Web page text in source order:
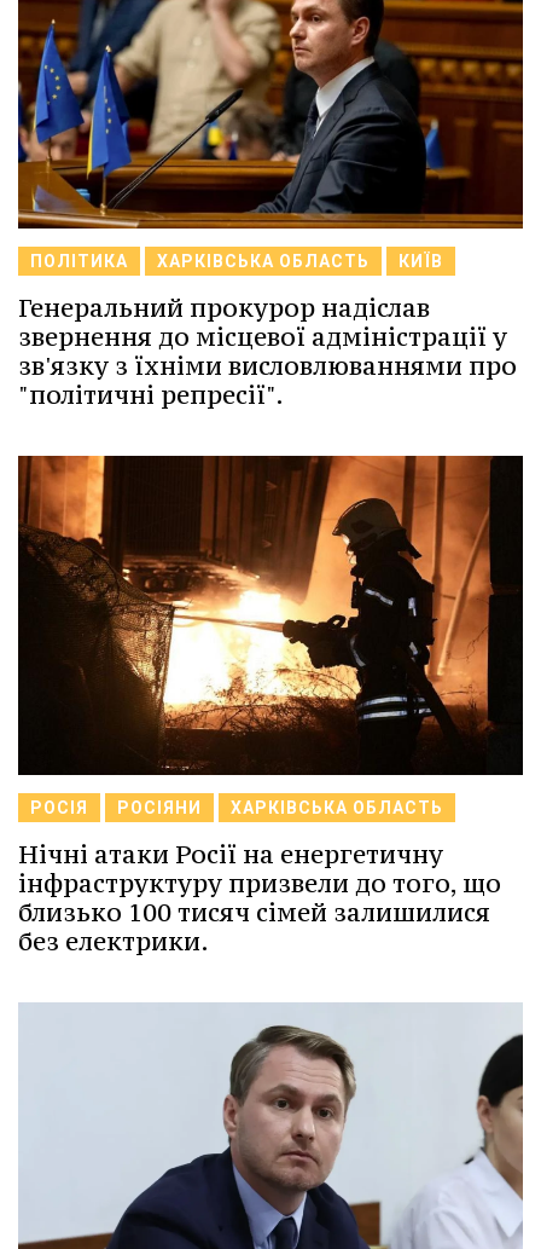
ПОЛІТИКА ХАРКІВСЬКА ОБЛАСТЬ КИЇВ
Генеральний прокурор надіслав
звернення до місцевої адміністрації у
зв'язку з їхніми висловлюваннями про
"політичні репресії".
РОСІЯ РОСІЯНИ ХАРКІВСЬКА ОБЛАСТЬ
Нічні атаки Росії на енергетичну
інфраструктуру призвели до того, що
близько 100 тисяч сімей залишилися
без електрики.